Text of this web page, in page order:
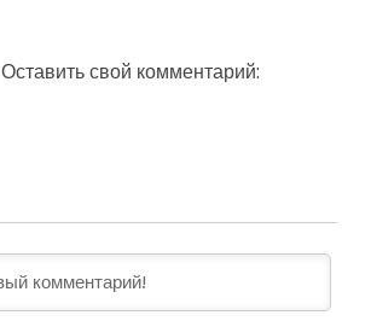
Оставить свой комментарий: